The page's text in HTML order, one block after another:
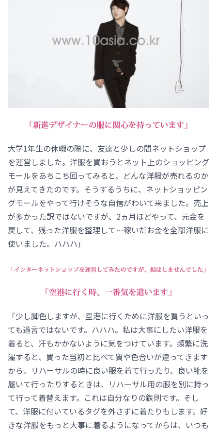
大学1年生の休暇の際に、友達と少しの間ネットショップ
を運営しました。洋服を買おうとネット上のショッピング
モールをあちこち回ってみると、どんな洋服が売れるのか
が見えてきたのです。そうするうちに、ネットショッピン
グモールをやって行けそうな自信がわいて来ました。売上
が多かった訳ではないですが、2ヵ月ほどやって、元金を
戻して、残った洋服を整理して…稼いだお金を全部洋服に
使いました。ハハハ」
「少し脚色しますが、空港に行くために洋服を買うといっ
ても過言ではないです。ハハハ。私は大事にしたい洋服を
着ると、汗もかかないように気をつけています。頻繁に洗
濯すると、買った当初と比べて質や色合いが違ってきます
から。リハーサルの時に良い服を着て行ったり、良い靴を
履いて行ったりするときは、リハーサル用の服を別に持っ
て行って着替えます。これは自分なりの鉄則です。そし
て、洋服に付いているタグを外さずに着たりもします。好
きな洋服をもっと大事に着るようになってからは、いつも